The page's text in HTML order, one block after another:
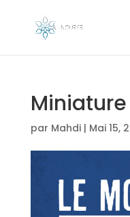
Miniature
par Mahdi| Mai 15,